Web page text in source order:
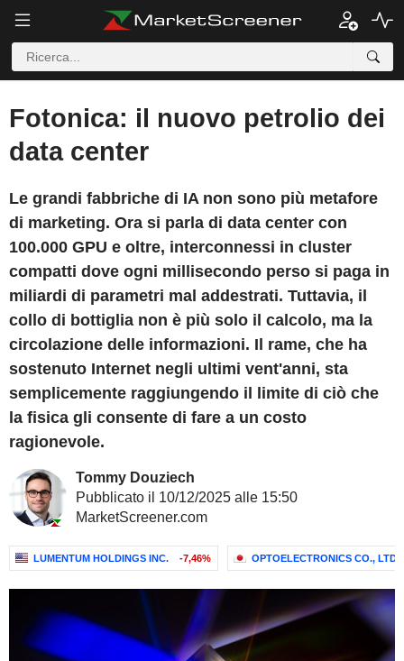
Fotonica: il nuovo petrolio dei
data center
Le grandi fabbriche di IA non sono più metafore
di marketing. Ora si parla di data center con
100.000 GPU e oltre, interconnessi in cluster
compatti dove ogni millisecondo perso si paga in
miliardi di parametri mal addestrati. Tuttavia, il
collo di bottiglia non è più solo il calcolo, ma la
circolazione delle informazioni. Il rame, che ha
sostenuto Internet negli ultimi vent'anni, sta
semplicemente raggiungendo il limite di ciò che
la fisica gli consente di fare a un costo
ragionevole.
Tommy Douziech
Pubblicato il 10/12/2025 alle 15:50
MarketScreener.com
LUMENTUM HOLDINGS INC. -7,46% OPTOELECTRONICS CO., LTD.